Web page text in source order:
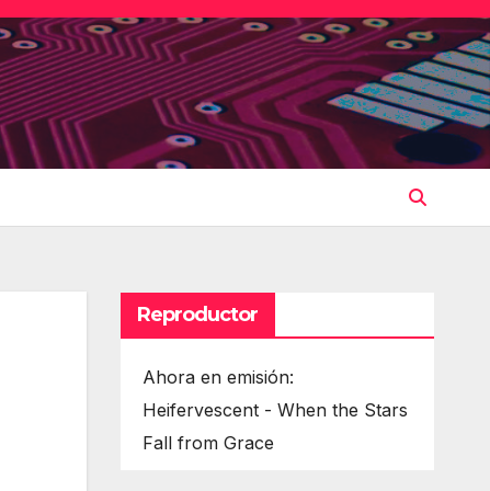
Reproductor
Ahora en emisión:
Heifervescent - When the Stars
Fall from Grace